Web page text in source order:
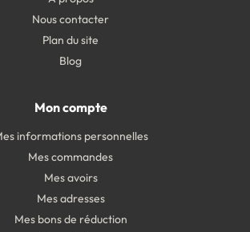
Nous contacter
Plan du site
Blog
Mon compte
informations personnelles
Mes commandes
Mes avoirs
Mes adresses
Mes bons de réduction